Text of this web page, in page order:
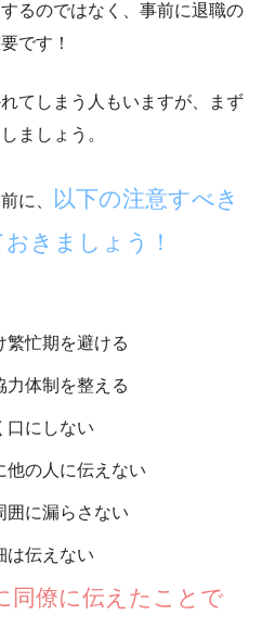
るのではなく、 事前に退職の
です！
てしまう人もいますが、まず
ましょう。
に、
以下の注意すべき
きましょう！
繁忙期を避ける
力体制を整える
口にしない
他の人に伝えない
囲に漏らさない
は伝えない
同僚に伝えたことで